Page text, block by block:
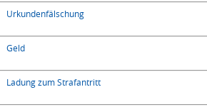
Urkundenfälschung
Geld
Ladung zum Strafantritt